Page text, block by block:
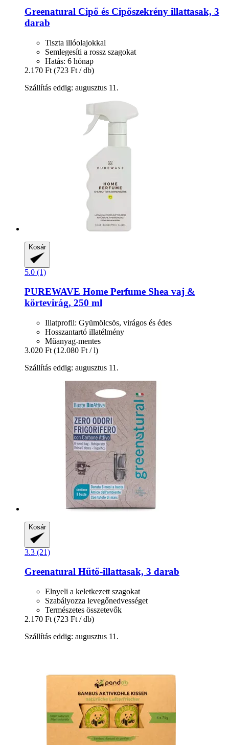
Greenatural Cipő és Cipőszekrény illattasak, 3
darab
Tiszta illóolajokkal
Semlegesíti a rossz szagokat
Hatás: 6 hónap
2.170 Ft (723 Ft / db)
Szállítás eddig: augusztus 11.
Kosár
5.0 (1)
PUREWAVE Home Perfume Shea vaj &
körtevirág, 250 ml
Illatprofil: Gyümölcsös, virágos és édes
Hosszantartó illatélmény
Műanyag-mentes
3.020 Ft (12.080 Ft / l)
Szállítás eddig: augusztus 11.
Kosár
3.3 (21)
Greenatural Hűtő-​illattasak, 3 darab
Elnyeli a keletkezett szagokat
Szabályozza levegőnedvességet
Természetes összetevők
2.170 Ft (723 Ft / db)
Szállítás eddig: augusztus 11.